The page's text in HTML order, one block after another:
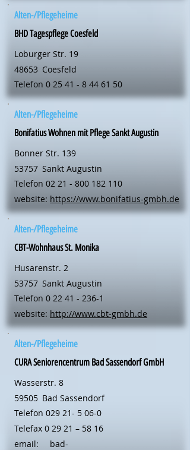
Alten-/Pflegeheime
BHD Tagespflege Coesfeld
Loburger Str. 19
48653 Coesfeld
Telefon 0 25 41 - 8 44 61 50
Alten-/Pflegeheime
Bonifatius Wohnen mit Pflege Sankt Augustin
Bonner Str. 139
53757 Sankt Augustin
Telefon 02 21 - 800 182 110
website: https://www.bonifatius-gmbh.de
Alten-/Pflegeheime
CBT-Wohnhaus St. Monika
Husarenstr. 2
53757 Sankt Augustin
Telefon 0 22 41 - 236-1
website: http://www.cbt-gmbh.de
Alten-/Pflegeheime
CURA Seniorencentrum Bad Sassendorf GmbH
Wasserstr. 8
59505 Bad Sassendorf
Telefon 029 21- 5 06-0
Telefax 0 29 21 – 58 16
email:
bad-